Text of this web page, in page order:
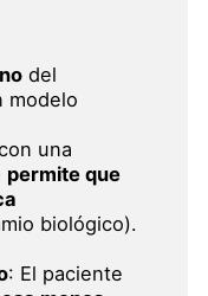
del
modelo
una
permite que
biológico).
: El paciente